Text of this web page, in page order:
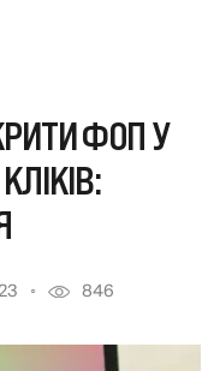
ФОП У
846